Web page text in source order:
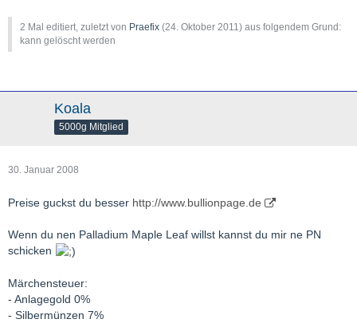
2 Mal editiert, zuletzt von Praefix (24. Oktober 2011) aus folgendem Grund:
kann gelöscht werden
Koala
5000g Mitglied
30. Januar 2008
Preise guckst du besser http://www.bullionpage.de
Wenn du nen Palladium Maple Leaf willst kannst du mir ne PN
schicken
Märchensteuer:
- Anlagegold 0%
- Silbermünzen 7%